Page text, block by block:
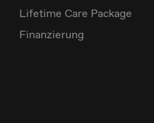
Lifetime Care Package
Finanzierung